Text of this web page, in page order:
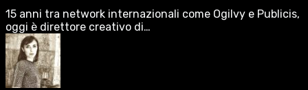
15 anni tra network internazionali come Ogilvy e Publicis,
oggi è direttore creativo di…